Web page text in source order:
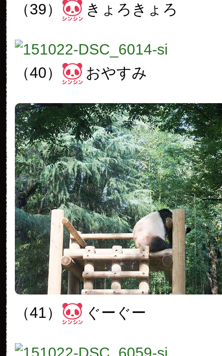
（39） きょろきょろ
（40） おやすみ
（41） ぐーぐー